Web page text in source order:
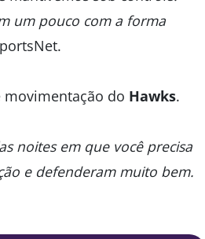
um pouco com a forma
do Hawks.
noites em que você precisa
e defenderam muito bem.